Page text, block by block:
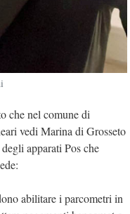
che nel comune di
vedi Marina di Grosseto
apparati Pos che
abilitare i parcometri in